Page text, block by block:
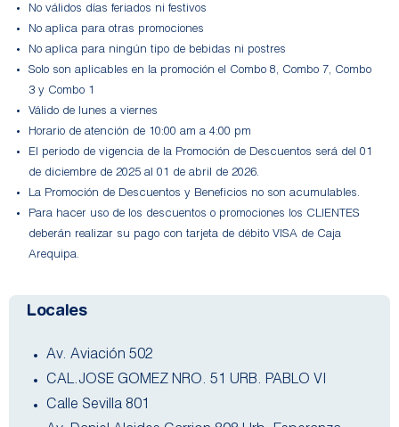
No válidos días feriados ni festivos
No aplica para otras promociones
No aplica para ningún tipo de bebidas ni postres
Solo son aplicables en la promoción el Combo 8, Combo 7, Combo
3 y Combo 1
Válido de lunes a viernes
Horario de atención de 10:00 am a 4:00 pm
El periodo de vigencia de la Promoción de Descuentos será del 01
de diciembre de 2025 al 01 de abril de 2026.
La Promoción de Descuentos y Beneficios no son acumulables.
Para hacer uso de los descuentos o promociones los CLIENTES
deberán realizar su pago con tarjeta de débito VISA de Caja
Arequipa.
Locales
Av. Aviación 502
CAL.JOSE GOMEZ NRO. 51 URB. PABLO VI
Calle Sevilla 801